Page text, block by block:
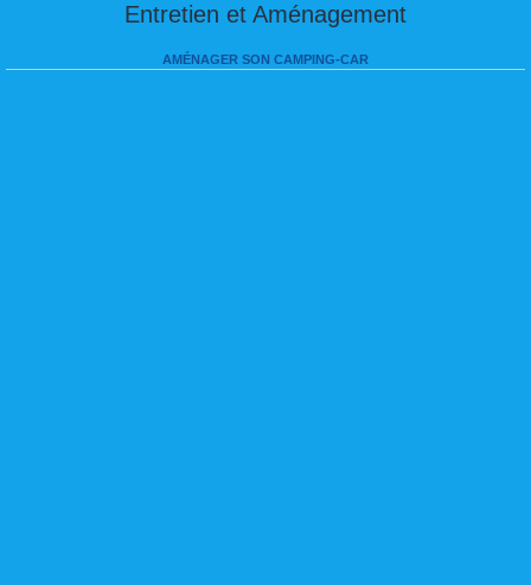
Entretien et Aménagement
AMÉNAGER SON CAMPING-CAR